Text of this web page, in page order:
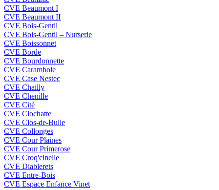
CVE Beaumont I
CVE Beaumont II
CVE Bois-Gentil
CVE Bois-Gentil – Nurserie
CVE Boissonnet
CVE Borde
CVE Bourdonnette
CVE Carambole
CVE Case Nestec
CVE Chailly
CVE Chenille
CVE Cité
CVE Clochatte
CVE Clos-de-Bulle
CVE Collonges
CVE Cour Plaines
CVE Cour Primerose
CVE Croq'cinelle
CVE Diablerets
CVE Entre-Bois
CVE Espace Enfance Vinet